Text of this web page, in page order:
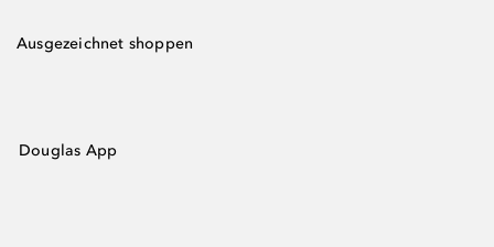
Ausgezeichnet shoppen
Douglas App